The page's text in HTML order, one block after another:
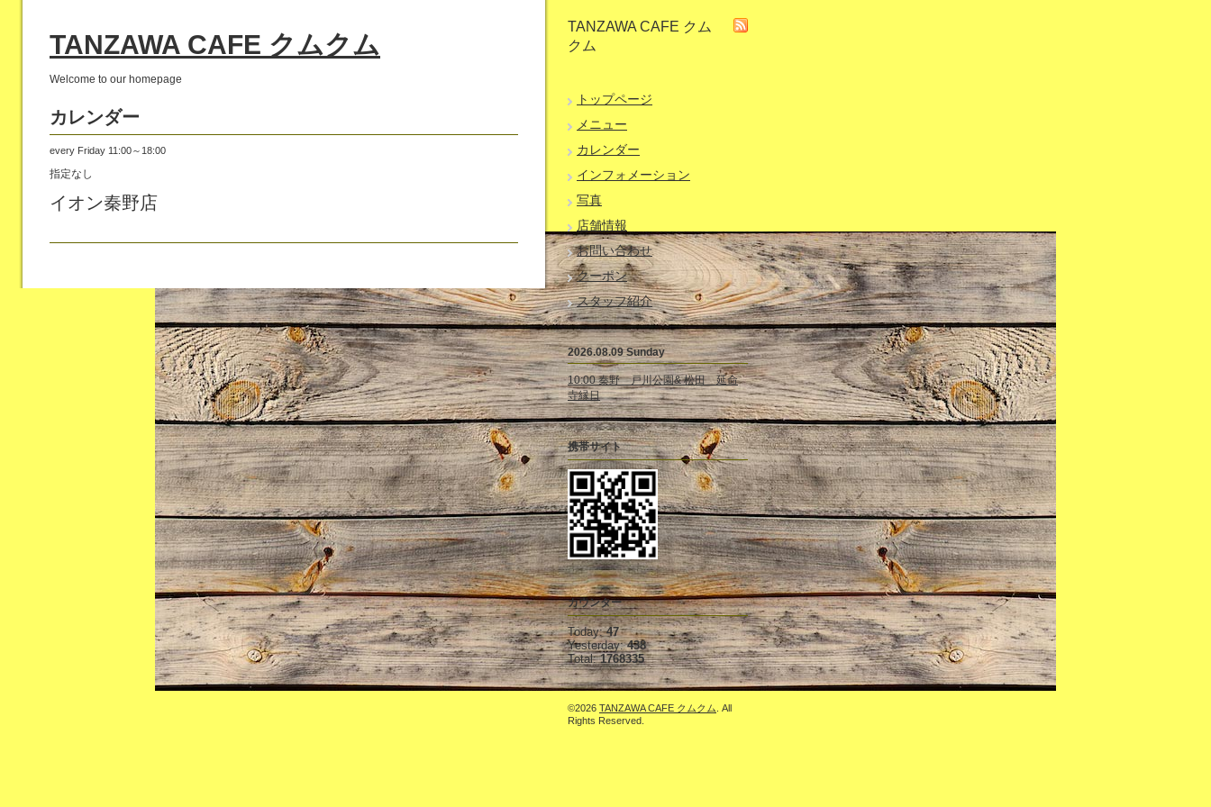
TANZAWA CAFE クムクム
Welcome to our homepage
カレンダー
every Friday 11:00～18:00
指定なし
イオン秦野店
TANZAWA CAFE クム
クム
トップページ
メニュー
カレンダー
インフォメーション
写真
店舗情報
お問い合わせ
クーポン
スタッフ紹介
2026.08.09 Sunday
10:00 秦野 戸川公園& 松田 延命
寺縁日
携帯サイト
カウンター
Today:47
Yesterday:438
Total:1768335
©2026 TANZAWA CAFE クムクム . All
Rights Reserved.